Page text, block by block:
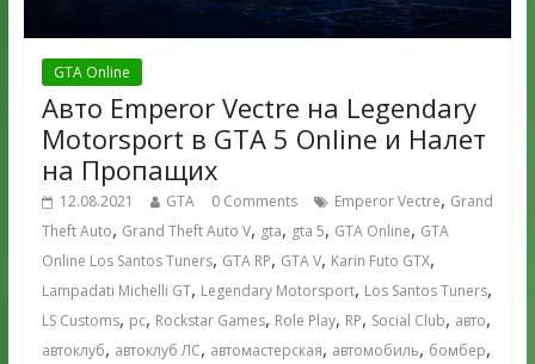
GTA Online
Авто Emperor Vectre на Legendary
Motorsport в GTA 5 Online и Налет
на Пропащих
12.08.2021 GTA 0 Comments Emperor Vectre, Grand
Theft Auto, Grand Theft Auto V, gta, gta 5, GTA Online, GTA
Online Los Santos Tuners, GTA RP, GTA V, Karin Futo GTX,
Lampadati Michelli GT, Legendary Motorsport, Los Santos Tuners,
LS Customs, pc, Rockstar Games, Role Play, RP, Social Club, авто,
автоклуб, автоклуб ЛС, автомастерская, автомобиль, бомбер,